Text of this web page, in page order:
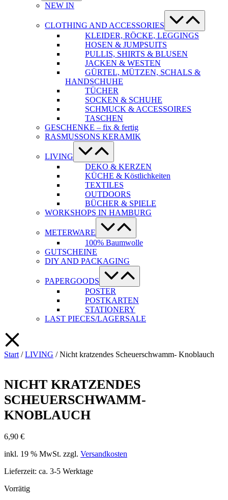
NEW IN
CLOTHING AND ACCESSORIES
Menü-
Schalter
KLEIDER, RÖCKE, LEGGINGS
HOSEN & JUMPSUITS
PULLIS, SHIRTS & BLUSEN
JACKEN & WESTEN
GÜRTEL, MÜTZEN, SCHALS &
HANDSCHUHE
TÜCHER
SOCKEN & SCHUHE
SCHMUCK & ACCESSOIRES
TASCHEN
GESCHENKE – fix & fertig
RASMUSSONS KERAMIK
LIVING
Menü-
Schalter
DEKO & KERZEN
KÜCHE & Köstlichkeiten
TEXTILES
OUTDOORS
BÜCHER & SPIELE
WORKSHOPS IN HAMBURG
METERWARE
Menü-
Schalter
100% Baumwolle
GUTSCHEINE
DIY AND PACKAGING
PAPERGOODS
Menü-
Schalter
POSTER
POSTKARTEN
STATIONERY
LAST PIECES/LAGERSALE
Start /LIVING / Nicht kratzendes Scheuerschwamm- Knoblauch
NICHT KRATZENDES
SCHEUERSCHWAMM-
KNOBLAUCH
6,90 €
inkl. 19 % MwSt. zzgl. Versandkosten
Lieferzeit: ca. 3-5 Werktage
Vorrätig